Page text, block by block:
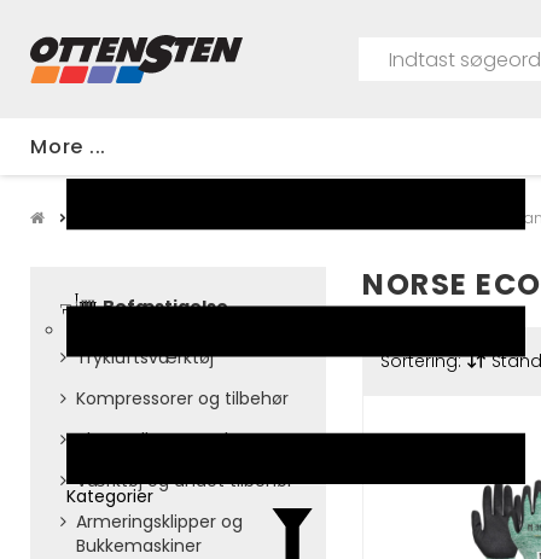
More ...
Kategorier
Befæstigelse
Trykluftsværktøj
Kompressorer og tilbehør
Ubrændbar membraner
Værktøj og andet tilbehør
Armeringsklipper og
Bukkemaskiner
NORSE
Sortering: